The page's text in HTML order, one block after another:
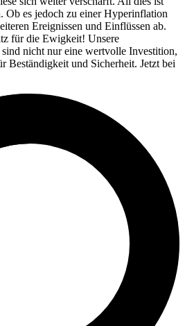
Ob es jedoch zu einer Hyperinflation
Ereignissen und Einflüssen ab.
für die Ewigkeit! Unsere
nicht nur eine wertvolle Investition,
Beständigkeit und Sicherheit. Jetzt bei